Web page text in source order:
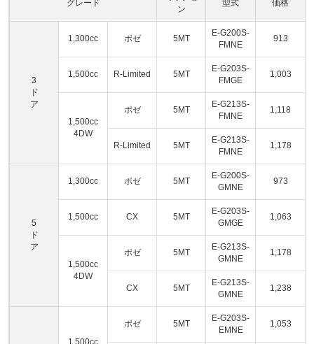
グレード
ン
型式 価格
3
ド
ア
1,300cc ポゼ 5MT
E-G200S-
FMNE
913
1,500cc R-Limited 5MT
E-G203S-
FMGE
1,003
1,500cc
4DW
ポゼ 5MT
E-G213S-
FMNE
1,118
R-Limited 5MT
E-G213S-
FMNE
1,178
5
ド
ア
1,300cc ポゼ 5MT
E-G200S-
GMNE
973
1,500cc CX 5MT
E-G203S-
GMGE
1,063
1,500cc
4DW
ポゼ 5MT
E-G213S-
GMNE
1,178
CX 5MT
E-G213S-
GMNE
1,238
1,500cc
ポゼ 5MT
E-G203S-
EMNE
1,053